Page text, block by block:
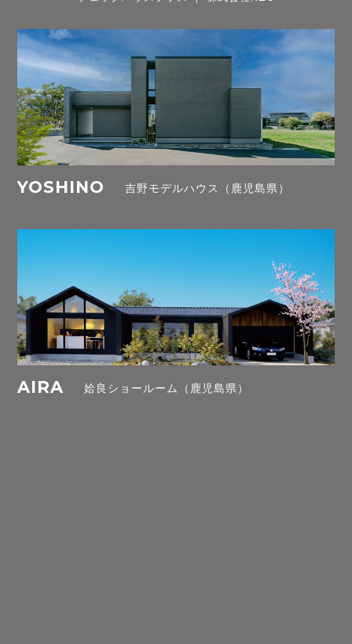
YOSHINO 吉野モデルハウス（鹿児島県）
AIRA 姶良ショールーム（鹿児島県）